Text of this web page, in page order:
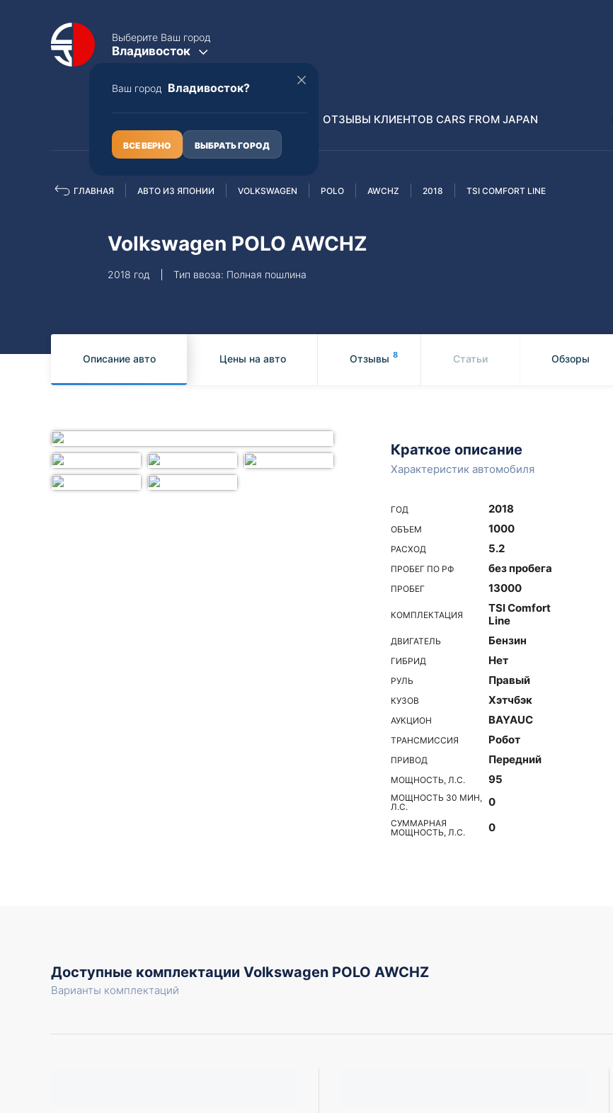
Выберите Ваш город
Владивосток
Ваш город Владивосток?
ВСЕ ВЕРНО ВЫБРАТЬ ГОРОД
Полная пошлина
Subaru
Распилы и конструкторы
ОТЗЫВЫ КЛИЕНТОВ CARS FROM JAPAN
ГЛАВНАЯ АВТО ИЗ ЯПОНИИ VOLKSWAGEN POLO AWCHZ 2018 TSI COMFORT LINE
Volkswagen POLO AWCHZ
2018 год Тип ввоза: Полная пошлина
Описание авто Цены на авто Отзывы 8 Статьи Обзоры
Краткое описание
Характеристик автомобиля
ГОД 2018
ОБЪЕМ 1000
РАСХОД 5.2
ПРОБЕГ ПО РФ без пробега
ПРОБЕГ 13000
КОМПЛЕКТАЦИЯ
TSI Comfort
Line
ДВИГАТЕЛЬ Бензин
ГИБРИД Нет
РУЛЬ Правый
КУЗОВ Хэтчбэк
АУКЦИОН BAYAUC
ТРАНСМИССИЯ Робот
ПРИВОД Передний
МОЩНОСТЬ, Л.С. 95
МОЩНОСТЬ 30 МИН,
Л.С.
0
СУММАРНАЯ
МОЩНОСТЬ, Л.С.
0
Доступные комплектации Volkswagen POLO AWCHZ
Варианты комплектаций